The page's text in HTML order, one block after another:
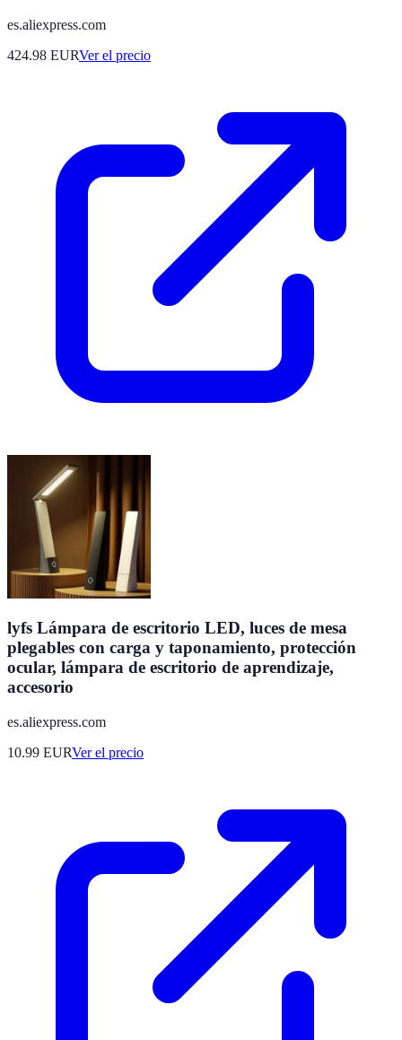
es.aliexpress.com
424.98 EURVer el precio
lyfs Lámpara de escritorio LED, luces de mesa
plegables con carga y taponamiento, protección
ocular, lámpara de escritorio de aprendizaje,
accesorio
es.aliexpress.com
10.99 EURVer el precio